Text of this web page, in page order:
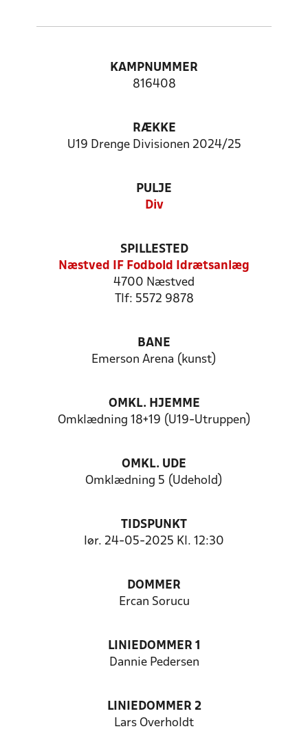
KAMPNUMMER
816408
RÆKKE
U19 Drenge Divisionen 2024/25
PULJE
Div
SPILLESTED
Næstved IF Fodbold Idrætsanlæg
4700 Næstved
Tlf: 5572 9878
BANE
Emerson Arena (kunst)
OMKL. HJEMME
Omklædning 18+19 (U19-Utruppen)
OMKL. UDE
Omklædning 5 (Udehold)
TIDSPUNKT
lør. 24-05-2025 Kl. 12:30
DOMMER
Ercan Sorucu
LINIEDOMMER 1
Dannie Pedersen
LINIEDOMMER 2
Lars Overholdt